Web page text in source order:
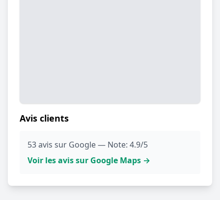
Avis clients
53 avis sur Google — Note: 4.9/5
Voir les avis sur Google Maps →